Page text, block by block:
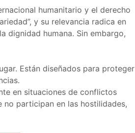
humanitario y el derecho
y su relevancia radica en
dignidad humana. Sin embargo,
Están diseñados para proteger
en situaciones de conflictos
participan en las hostilidades,